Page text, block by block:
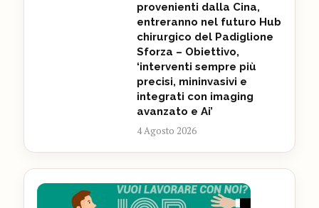
provenienti dalla Cina,
entreranno nel futuro Hub
chirurgico del Padiglione
Sforza – Obiettivo,
‘interventi sempre più
precisi, mininvasivi e
integrati con imaging
avanzato e Ai’
4 Agosto 2026